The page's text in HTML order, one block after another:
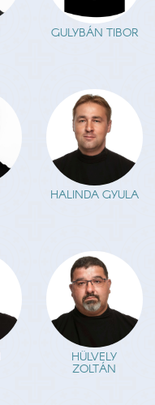
GULYBÁN TIBOR
HALINDA GYULA
HÜLVELY
ZOLTÁN